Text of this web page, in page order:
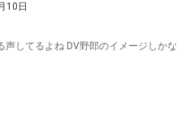
10日
してるよね DV野郎のイメージしかな